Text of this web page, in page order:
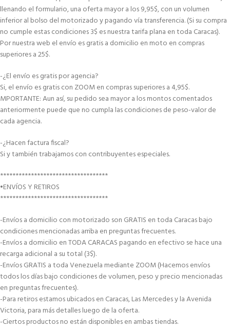
llenando el formulario, una oferta mayor a los 9,95$, con un volumen
inferior al bolso del motorizado y pagando vía transferencia. (Si su compra
no cumple estas condiciones 3$ es nuestra tarifa plana en toda Caracas).
Por nuestra web el envío es gratis a domicilio en moto en compras
superiores a 25$.
-¿El envío es gratis por agencia?
Si, el envío es gratis con ZOOM en compras superiores a 4,95$.
MPORTANTE: Aun así, su pedido sea mayor a los montos comentados
anteriormente puede que no cumpla las condiciones de peso-valor de
cada agencia.
-¿Hacen factura fiscal?
Si y también trabajamos con contribuyentes especiales.
***********************************
•ENVÍOS Y RETIROS
***********************************
-Envíos a domicilio con motorizado son GRATIS en toda Caracas bajo
condiciones mencionadas arriba en preguntas frecuentes.
-Envíos a domicilio en TODA CARACAS pagando en efectivo se hace una
recarga adicional a su total (3$).
-Envíos GRATIS a toda Venezuela mediante ZOOM (Hacemos envíos
todos los días bajo condiciones de volumen, peso y precio mencionadas
en preguntas frecuentes).
-Para retiros estamos ubicados en Caracas, Las Mercedes y la Avenida
Victoria, para más detalles luego de la oferta.
-Ciertos productos no están disponibles en ambas tiendas.